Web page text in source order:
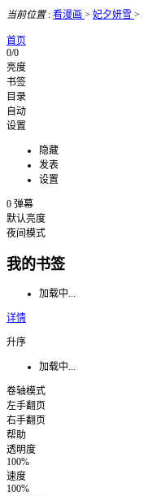
当前位置: 看漫画 > 妃夕妍雪 >
首页
0/0
亮度
书签
目录
自动
设置
隐藏
发表
设置
0 弹幕
默认亮度
夜间模式
我的书签
加载中...
详情
升序
加载中...
卷轴模式
左手翻页
右手翻页
帮助
透明度
100%
速度
100%